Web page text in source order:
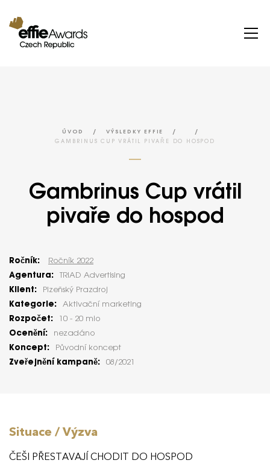
ÚVOD / VÝSLEDKY EFFIE / /
GAMBRINUS CUP VRÁTIL PIVAŘE DO HOSPOD
Gambrinus Cup vrátil
pivaře do hospod
Ročník: Ročník 2022
Agentura: TRIAD Advertising
Klient: Plzeňský Prazdroj
Kategorie: Aktivační marketing
Rozpočet: 10 - 20 mio
Ocenění: nezadáno
Koncept: Původní koncept
Zveřejnění kampaně: 08/2021
Situace / Výzva
ČEŠI PŘESTAVAJÍ CHODIT DO HOSPOD